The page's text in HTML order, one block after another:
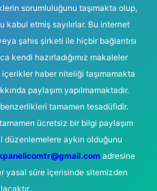
sorumluluğunu taşımakta olup,
etmiş sayılırlar. Bu internet
şahıs şirketi ile hiçbir bağlantısı
kendi hazırladığımız makaleler
içerikler haber niteliği taşımamakta
paylaşım yapılmamaktadır.
tamamen tesadüfidir.
ücretsiz bir bilgi paylaşım
aykırı olduğunu
adresine
yasal süre içerisinde sitemizden